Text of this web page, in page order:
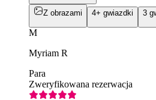
Z obrazami 4+ gwiazdki 3
M
Myriam R
Para
Zweryfikowana rezerwacja